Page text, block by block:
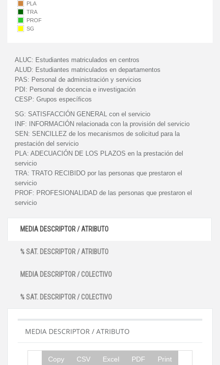
PLA
TRA
PROF
SG
ALUC: Estudiantes matriculados en centros
ALUD: Estudiantes matriculados en departamentos
PAS: Personal de administración y servicios
PDI: Personal de docencia e investigación
CESP: Grupos específicos
SG: SATISFACCIÓN GENERAL con el servicio
INF:
INFORMACIÓN relacionada con la provisión del servicio
SEN: SENCILLEZ de los mecanismos de solicitud para la
prestación del servicio
PLA: ADECUACIÓN DE LOS PLAZOS en la prestación del
servicio
TRA: TRATO RECIBIDO por las personas que prestaron el
servicio
PROF: PROFESIONALIDAD de las personas que prestaron el
servicio
MEDIA DESCRIPTOR / ATRIBUTO
% SAT. DESCRIPTOR / ATRIBUTO
MEDIA DESCRIPTOR / COLECTIVO
% SAT. DESCRIPTOR / COLECTIVO
MEDIA DESCRIPTOR / ATRIBUTO
Copy CSV Excel PDF Print